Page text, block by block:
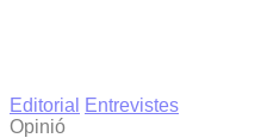
Editorial
Entrevistes
Opinió